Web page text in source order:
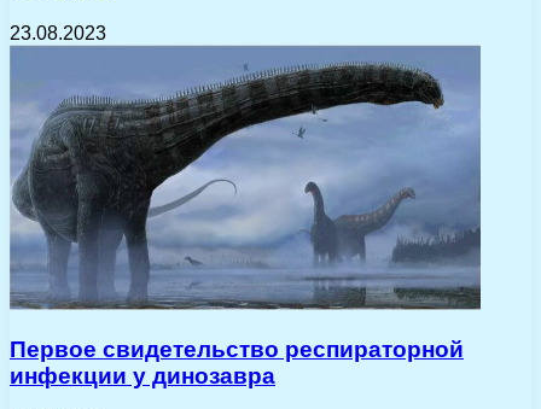
23.08.2023
Первое свидетельство респираторной
инфекции у динозавра